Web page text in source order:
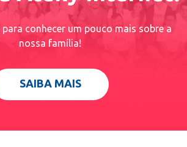
conhecer um pouco mais sobre a
nossa família!
SAIBA MAIS